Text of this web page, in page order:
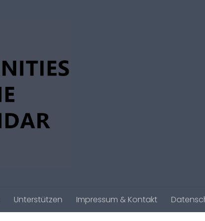
Unterstützen Impressum & Kontakt